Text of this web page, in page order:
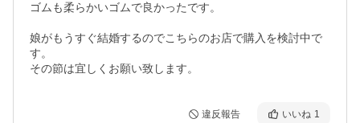
ゴムも柔らかいゴムで良かったです。
娘がもうすぐ結婚するのでこちらのお店で購入を検討中で
す。
その節は宜しくお願い致します。
違反報告 いいね 1